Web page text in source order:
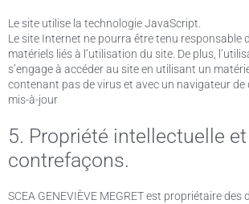
Le site utilise la technologie JavaScript.
Le site Internet ne pourra être tenu responsable
matériels liés à l’utilisation du site. De plus,
s’engage à accéder au site en utilisant un
contenant pas de virus et avec un navigateur de
mis-à-jour
5. Propriété intellectuelle et
contrefaçons.
SCEA GENEVIÈVE MEGRET est propriétaire